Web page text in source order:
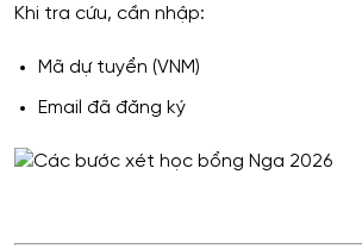
Khi tra cứu, cần nhập:
Mã dự tuyển (VNM)
Email đã đăng ký